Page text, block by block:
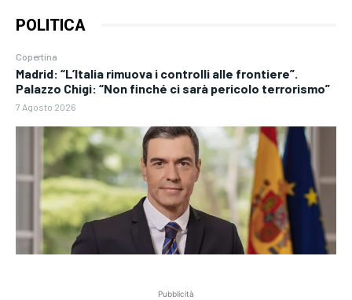
POLITICA
Copertina
Madrid: “L’Italia rimuova i controlli alle frontiere”.
Palazzo Chigi: “Non finché ci sarà pericolo terrorismo”
7 Agosto 2026
Pubblicità